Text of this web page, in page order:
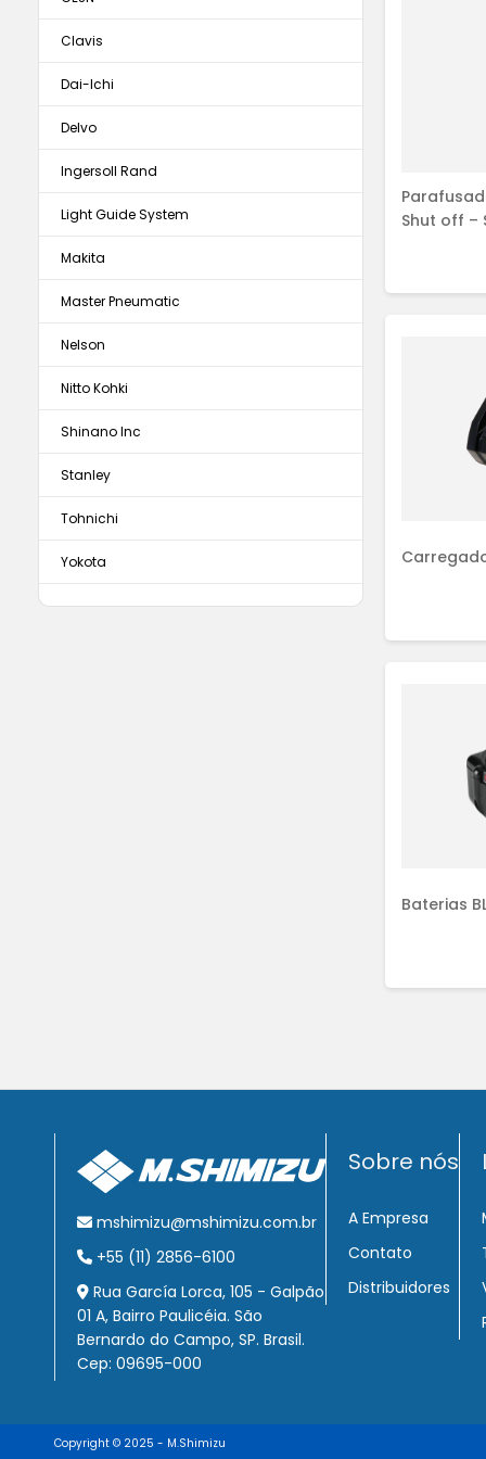
Retífica
Clavis
Dai-Ichi
Delvo
Ingersoll Rand
Light Guide System
Makita
Master Pneumatic
Nelson
Nitto Kohki
Shinano Inc
Stanley
Tohnichi
Yokota
Shut off –
Baterias
mshimizu@mshimizu.com.br
+55 (11) 2856-6100
Rua García Lorca, 105 - Galpão
01 A, Bairro Paulicéia. São
Bernardo do Campo, SP. Brasil.
Cep: 09695-000
Sobre nós
A Empresa
Contato
Distribuidores
Copyright © 2025 - M.Shimizu